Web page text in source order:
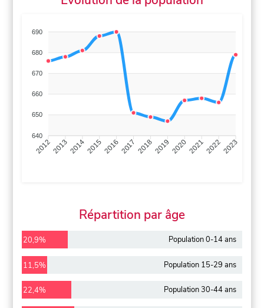
690
680
670
660
650
640
201220132014201520162017 20182019 2020202120222023
Répartition par âge
20,9% Population 0-14 ans
11,5% Population 15-29 ans
22,4% Population 30-44 ans